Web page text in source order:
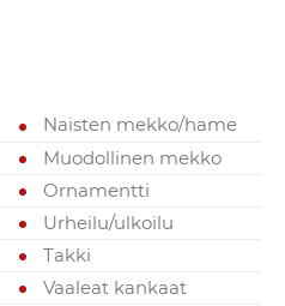
Naisten mekko/hame
Muodollinen mekko
Ornamentti
Urheilu/ulkoilu
Takki
Vaaleat kankaat